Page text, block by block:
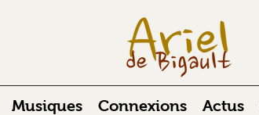
Musiques Connexions Actus